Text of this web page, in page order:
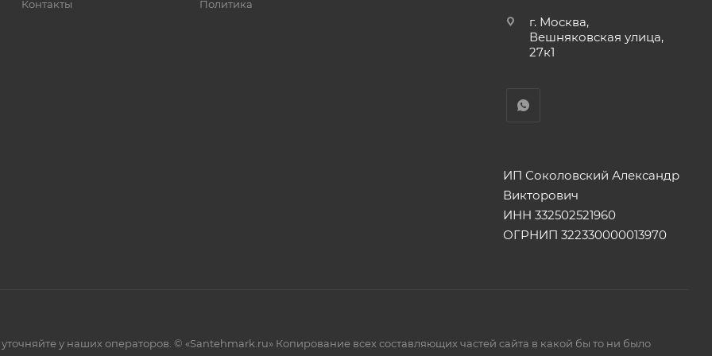
Контакты
Политика
г. Москва,
Вешняковская улица,
27к1
ИП Соколовский Александр
Викторович
ИНН 332502521960
ОГРНИП 322330000013970
у наших операторов. © «Santehmark.ru» Копирование всех составляющих частей сайта в какой бы то ни было